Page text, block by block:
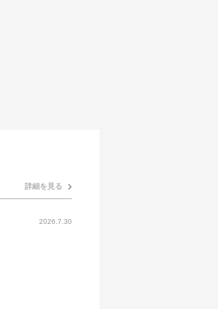
詳細を見る
2026.7.30